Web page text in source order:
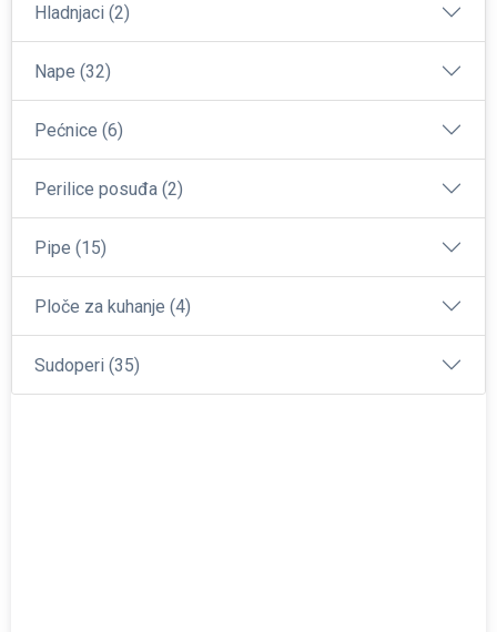
Hladnjaci (2)
Nape (32)
Pećnice (6)
Perilice posuđa (2)
Pipe (15)
Ploče za kuhanje (4)
Sudoperi (35)